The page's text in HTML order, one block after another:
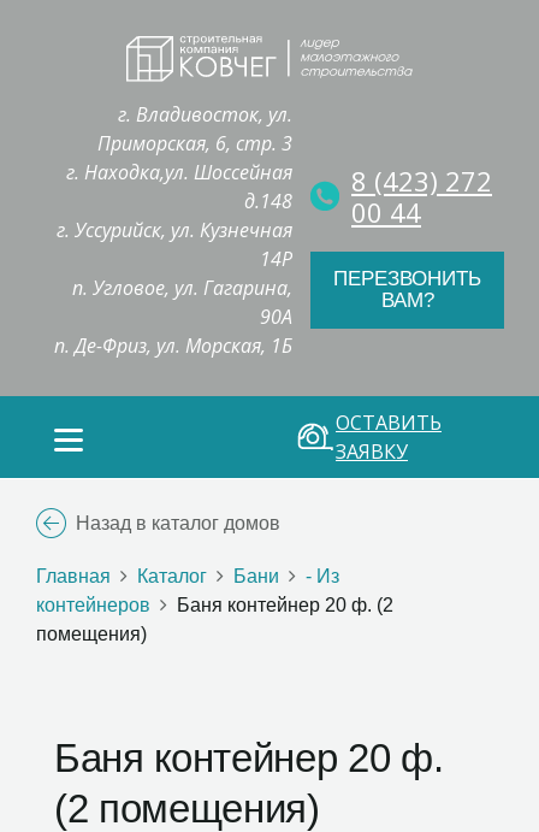
г. Владивосток, ул.
Приморская, 6, стр. 3
г. Находка,ул. Шоссейная
д.148
г. Уссурийск, ул. Кузнечная
14Р
п. Угловое, ул. Гагарина,
90А
п. Де-Фриз, ул. Морская, 1Б
8 (423) 272
00 44
ПЕРЕЗВОНИТЬ
ВАМ?
ОСТАВИТЬ
ЗАЯВКУ
Назад в каталог домов
Главная Каталог Бани
- Из
контейнеров
Баня контейнер 20 ф. (2
помещения)
Баня контейнер 20 ф.
(2 помещения)